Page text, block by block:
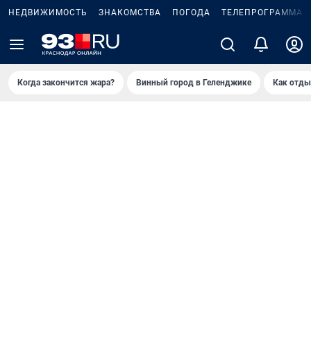
НЕДВИЖИМОСТЬ ЗНАКОМСТВА ПОГОДА ТЕЛЕПРОГРАММА
Когда закончится жара? Винный город в Геленджике Как